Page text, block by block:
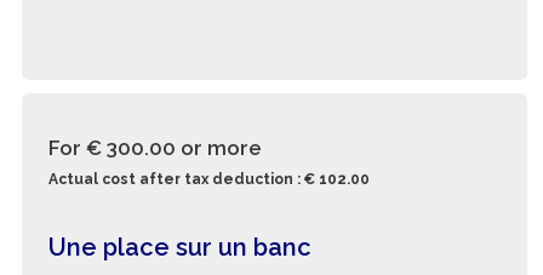
For € 300.00 or more
Actual cost after tax deduction : € 102.00
Une place sur un banc